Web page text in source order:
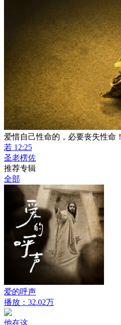
爱惜自己性命的，必要丧失性命！
若 12:25
圣老楞佐
推荐专辑
全部
爱的呼声
播放：32.02万
他在这